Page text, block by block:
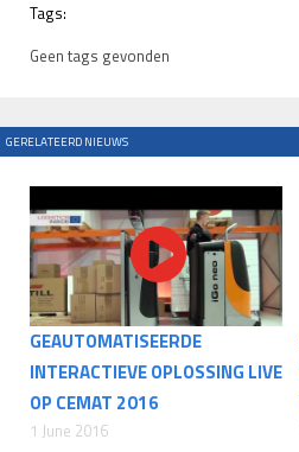
Tags:
Geen tags gevonden
GERELATEERD NIEUWS
GEAUTOMATISEERDE
INTERACTIEVE OPLOSSING LIVE
OP CEMAT 2016
1 June 2016